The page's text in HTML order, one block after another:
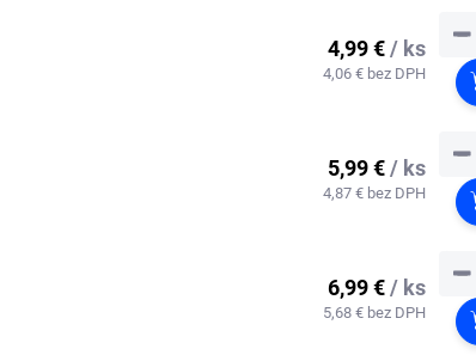
4,99 €/ ks
4,06 € bez DPH
−
5,99 €/ ks
4,87 € bez DPH
−
6,99 €/ ks
5,68 € bez DPH
−